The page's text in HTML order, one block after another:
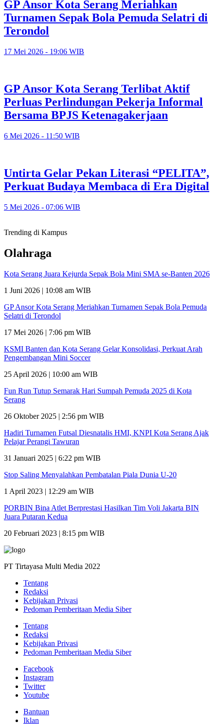
GP Ansor Kota Serang Meriahkan
Turnamen Sepak Bola Pemuda Selatri di
Terondol
17 Mei 2026 - 19:06 WIB
GP Ansor Kota Serang Terlibat Aktif
Perluas Perlindungan Pekerja Informal
Bersama BPJS Ketenagakerjaan
6 Mei 2026 - 11:50 WIB
Untirta Gelar Pekan Literasi “PELITA”,
Perkuat Budaya Membaca di Era Digital
5 Mei 2026 - 07:06 WIB
Trending di Kampus
Olahraga
Kota Serang Juara Kejurda Sepak Bola Mini SMA se-Banten 2026
1 Juni 2026 | 10:08 am WIB
GP Ansor Kota Serang Meriahkan Turnamen Sepak Bola Pemuda
Selatri di Terondol
17 Mei 2026 | 7:06 pm WIB
KSMI Banten dan Kota Serang Gelar Konsolidasi, Perkuat Arah
Pengembangan Mini Soccer
25 April 2026 | 10:00 am WIB
Fun Run Tutup Semarak Hari Sumpah Pemuda 2025 di Kota
Serang
26 Oktober 2025 | 2:56 pm WIB
Hadiri Turnamen Futsal Diesnatalis HMI, KNPI Kota Serang Ajak
Pelajar Perangi Tawuran
31 Januari 2025 | 6:22 pm WIB
Stop Saling Menyalahkan Pembatalan Piala Dunia U-20
1 April 2023 | 12:29 am WIB
PORBIN Bina Atlet Berprestasi Hasilkan Tim Voli Jakarta BIN
Juara Putaran Kedua
20 Februari 2023 | 8:15 pm WIB
PT Tirtayasa Multi Media 2022
Tentang
Redaksi
Kebijakan Privasi
Pedoman Pemberitaan Media Siber
Tentang
Redaksi
Kebijakan Privasi
Pedoman Pemberitaan Media Siber
Facebook
Instagram
Twitter
Youtube
Bantuan
Iklan